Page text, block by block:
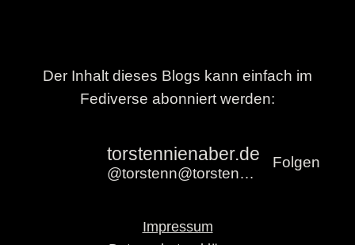
Der Inhalt dieses Blogs kann einfach im
Fediverse abonniert werden:
torstennienaber.de
@torstenn@torstennienaber.de
Folgen
Impressum